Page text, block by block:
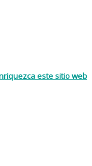
este sitio web